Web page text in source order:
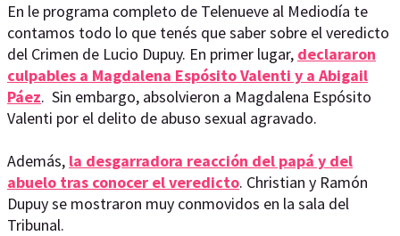
En le programa completo de Telenueve al Mediodía te
contamos todo lo que tenés que saber sobre el veredicto
del Crimen de Lucio Dupuy. En primer lugar, declararon
culpables a Magdalena Espósito Valenti y a Abigail
Páez. Sin embargo, absolvieron a Magdalena Espósito
Valenti por el delito de abuso sexual agravado.
Además, la desgarradora reacción del papá y del
abuelo tras conocer el veredicto. Christian y Ramón
Dupuy se mostraron muy conmovidos en la sala del
Tribunal.